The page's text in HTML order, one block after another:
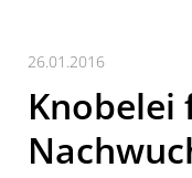
26.01.2016
Knobelei